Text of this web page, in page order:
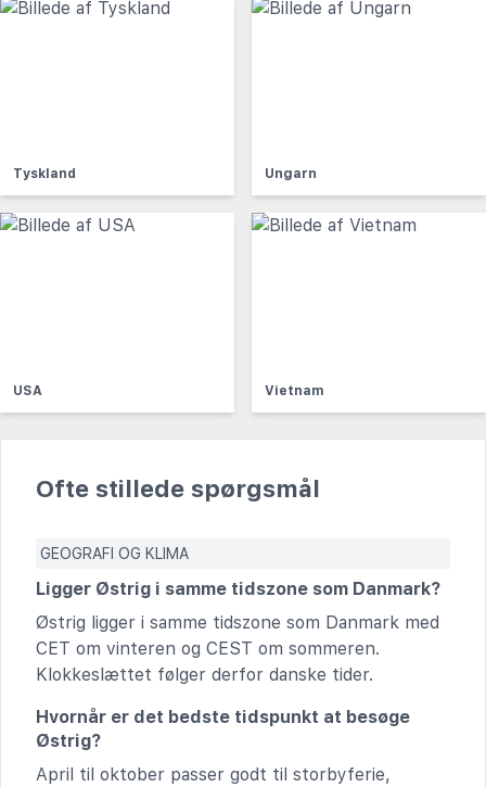
Tyskland Ungarn
USA Vietnam
Ofte stillede spørgsmål
GEOGRAFI OG KLIMA
Ligger Østrig i samme tidszone som Danmark?
Østrig ligger i samme tidszone som Danmark med
CET om vinteren og CEST om sommeren.
Klokkeslættet følger derfor danske tider.
Hvornår er det bedste tidspunkt at besøge
Østrig?
April til oktober passer godt til storbyferie,